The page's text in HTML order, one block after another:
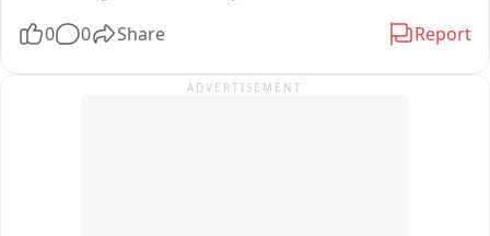
जहां पुलिस ने तत्काल मामला दर्ज कर जांच शुरू कर कार्रवाई करते हुए
0 0 Share Report
ADVERTISEMENT